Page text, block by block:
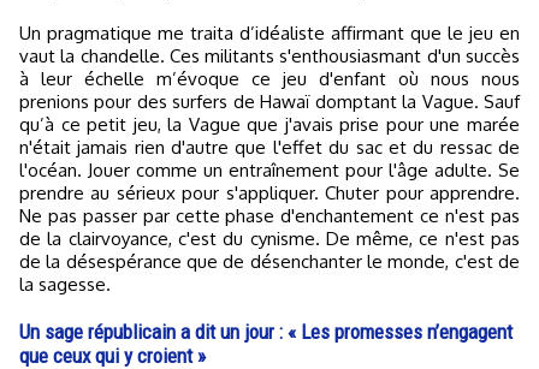
Un pragmatique me traita d’idéaliste affirmant que le jeu en
vaut la chandelle. Ces militants s'enthousiasmant d'un succès
à leur échelle m’évoque ce jeu d'enfant où nous nous
prenions pour des surfers de Hawaï domptant la Vague. Sauf
qu’à ce petit jeu, la Vague que j'avais prise pour une marée
n'était jamais rien d'autre que l'effet du sac et du ressac de
l'océan. Jouer comme un entraînement pour l'âge adulte. Se
prendre au sérieux pour s'appliquer. Chuter pour apprendre.
Ne pas passer par cette phase d'enchantement ce n'est pas
de la clairvoyance, c'est du cynisme. De même, ce n'est pas
de la désespérance que de désenchanter le monde, c'est de
la sagesse.
Un sage républicain a dit un jour : « Les promesses n’engagent
que ceux qui y croient »